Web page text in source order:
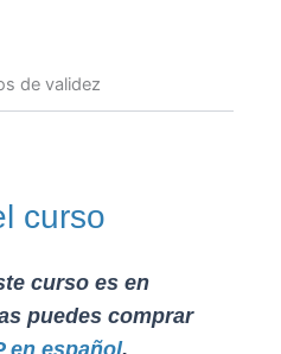
de validez
curso
curso es en
puedes comprar